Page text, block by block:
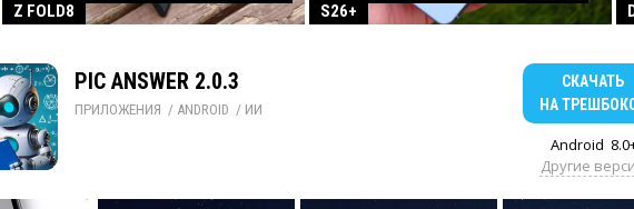
Z FOLD8
S26+
PIC ANSWER 2.0.3
ПРИЛОЖЕНИЯ / ANDROID / ИИ
СКАЧАТЬ
НА
Android
Другие